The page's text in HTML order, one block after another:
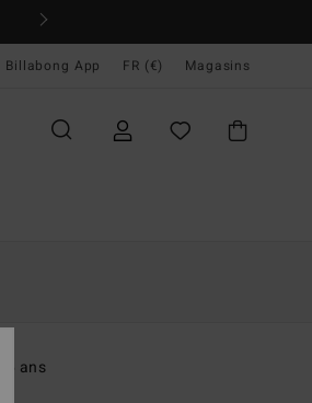
Billabong App FR (€) Magasins
ans